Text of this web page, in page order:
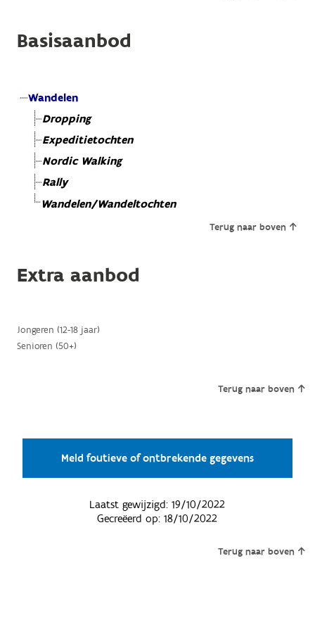
Basisaanbod
Wandelen
Dropping
Expeditietochten
Nordic Walking
Rally
Wandelen/Wandeltochten
Terug naar boven
Extra aanbod
Jongeren (12-18 jaar)
Senioren (50+)
Terug naar boven
Meld foutieve of ontbrekende gegevens
Laatst gewijzigd:19/10/2022
Gecreëerd op:18/10/2022
Terug naar boven